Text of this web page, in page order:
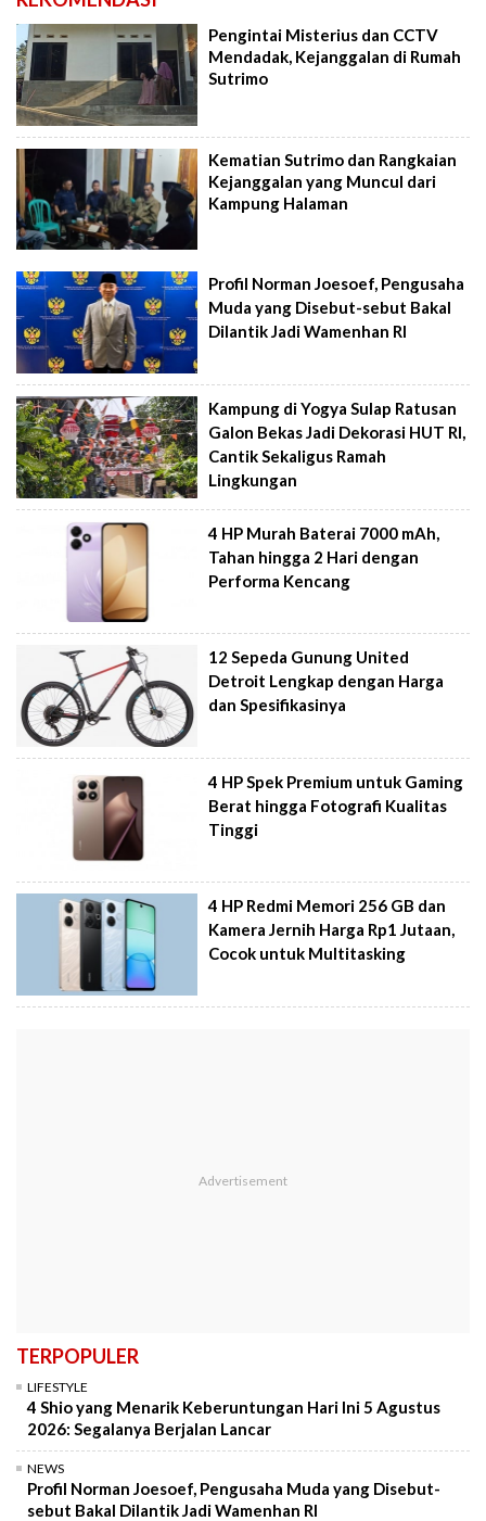
Pengintai Misterius dan CCTV
Mendadak, Kejanggalan di Rumah
Sutrimo
Kematian Sutrimo dan Rangkaian
Kejanggalan yang Muncul dari
Kampung Halaman
Profil Norman Joesoef, Pengusaha
Muda yang Disebut-sebut Bakal
Dilantik Jadi Wamenhan RI
Kampung di Yogya Sulap Ratusan
Galon Bekas Jadi Dekorasi HUT RI,
Cantik Sekaligus Ramah
Lingkungan
4 HP Murah Baterai 7000 mAh,
Tahan hingga 2 Hari dengan
Performa Kencang
12 Sepeda Gunung United
Detroit Lengkap dengan Harga
dan Spesifikasinya
4 HP Spek Premium untuk Gaming
Berat hingga Fotografi Kualitas
Tinggi
4 HP Redmi Memori 256 GB dan
Kamera Jernih Harga Rp1 Jutaan,
Cocok untuk Multitasking
TERPOPULER
LIFESTYLE
4 Shio yang Menarik Keberuntungan Hari Ini 5 Agustus
2026: Segalanya Berjalan Lancar
NEWS
Profil Norman Joesoef, Pengusaha Muda yang Disebut-
sebut Bakal Dilantik Jadi Wamenhan RI